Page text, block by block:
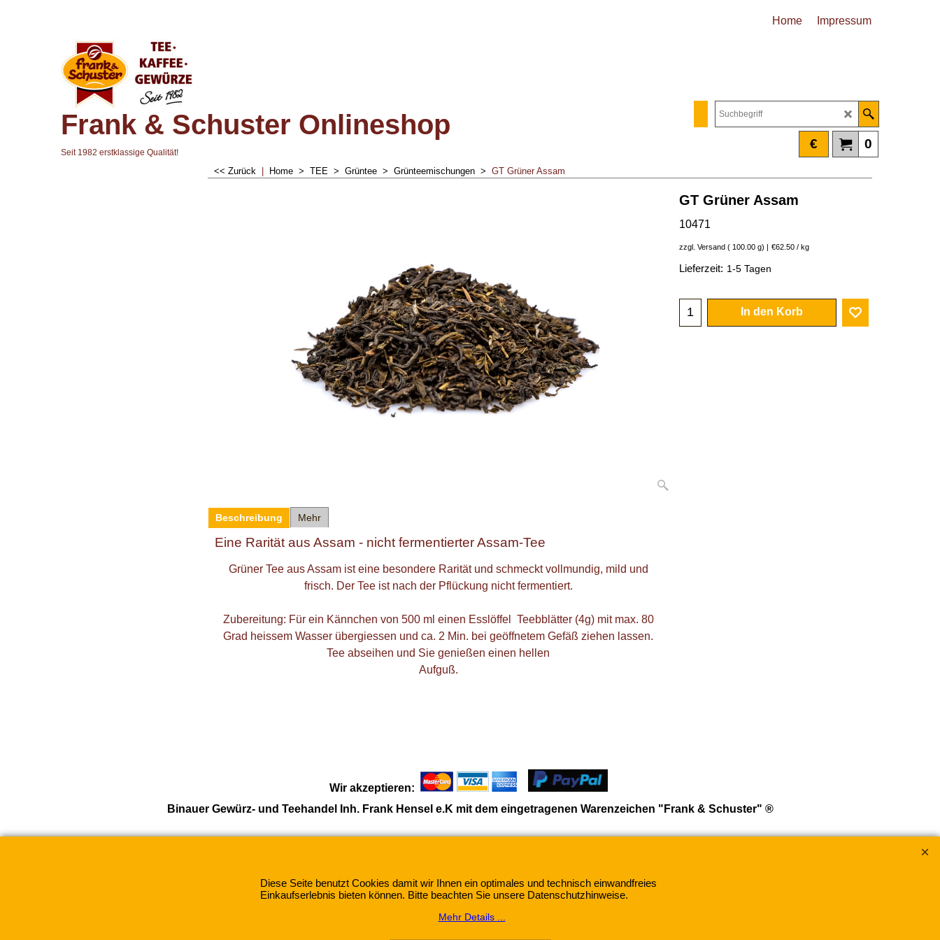
Home Impressum
Frank & Schuster Onlineshop
Seit 1982 erstklassige Qualität!
0
€
<< Zurück Home > TEE > Grüntee > Grünteemischungen > GT Grüner Assam
GT Grüner Assam
10471
€6.25
inkl. MwSt
€5.84 exkl. MwSt.
Lieferzeit: 1-5 Tagen
Beschreibung Mehr
Eine Rarität aus Assam - nicht fermentierter Assam-Tee
Grüner Tee aus Assam ist eine besondere Rarität und schmeckt vollmundig, mild und
frisch. Der Tee ist nach der Pflückung nicht fermentiert.
Zubereitung: Für ein Kännchen von 500 ml einen Esslöffel Teebblätter (4g) mit max. 80
Grad heissem Wasser übergiessen und ca. 2 Min. bei geöffnetem Gefäß ziehen lassen.
Tee abseihen und Sie genießen einen hellen
Aufguß.
Wir akzeptieren:
Binauer Gewürz- und Teehandel Inh. Frank Hensel e.K mit dem eingetragenen Warenzeichen "Frank & Schuster" ®
Diese Seite benutzt Cookies damit wir Ihnen ein optimales und technisch einwandfreies
Einkaufserlebnis bieten können. Bitte beachten Sie unsere Datenschutzhinweise.
Mehr Details ...